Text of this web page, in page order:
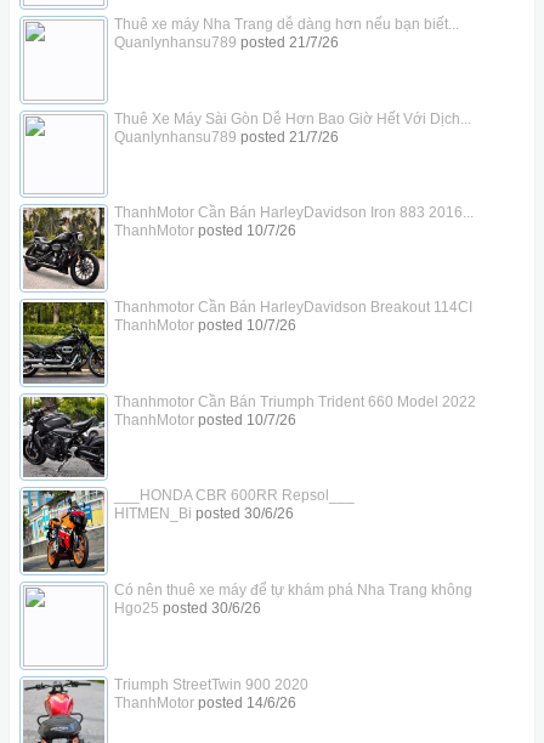
Thuê xe máy Nha Trang dễ dàng hơn nếu bạn biết...
Quanlynhansu789 posted 21/7/26
Thuê Xe Máy Sài Gòn Dễ Hơn Bao Giờ Hết Với Dịch...
Quanlynhansu789 posted 21/7/26
ThanhMotor Cần Bán HarleyDavidson Iron 883 2016...
ThanhMotorposted 10/7/26
Thanhmotor Cần Bán HarleyDavidson Breakout 114CI
ThanhMotorposted 10/7/26
Thanhmotor Cần Bán Triumph Trident 660 Model 2022
ThanhMotorposted 10/7/26
___HONDA CBR 600RR Repsol___
HITMEN_Bi posted 30/6/26
Có nên thuê xe máy để tự khám phá Nha Trang không
Hgo25 posted 30/6/26
Triumph StreetTwin 900 2020
ThanhMotorposted 14/6/26